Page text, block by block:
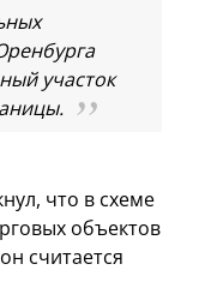
участок
что в схеме
объектов
считается